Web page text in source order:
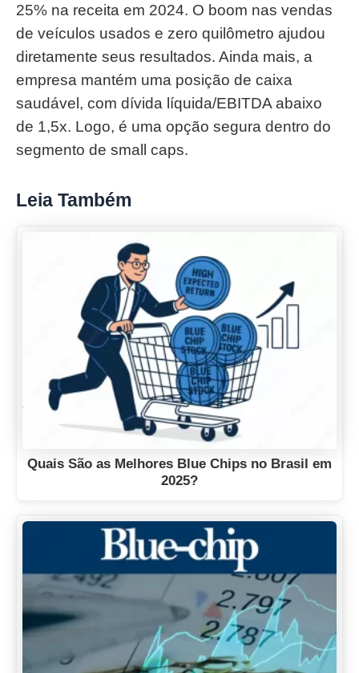
25% na receita em 2024. O boom nas vendas
de veículos usados e zero quilômetro ajudou
diretamente seus resultados. Ainda mais, a
empresa mantém uma posição de caixa
saudável, com dívida líquida/EBITDA abaixo
de 1,5x. Logo, é uma opção segura dentro do
segmento de small caps.
Leia Também
Quais São as Melhores Blue Chips no Brasil em
2025?